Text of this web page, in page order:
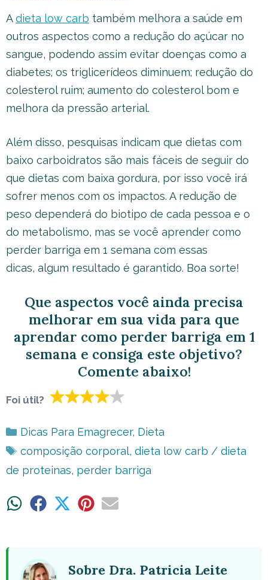
Adieta low carb também melhora a saúde em
outros aspectos como a redução do açúcar no
sangue, podendo assim evitar doenças como a
diabetes; os triglicerídeos diminuem; redução do
colesterol ruim; aumento do colesterol bom e
melhora da pressão arterial.
Além disso, pesquisas indicam que dietas com
baixo carboidratos são mais fáceis de seguir do
que dietas com baixa gordura, por isso você irá
sofrer menos com os impactos. A redução de
peso dependerá do biotipo de cada pessoa e o
do metabolismo, mas se você aprender como
perder barriga em 1 semana com essas
dicas, algum resultado é garantido. Boa sorte!
Que aspectos você ainda precisa
melhorar em sua vida para que
aprendar como perder barriga em 1
semana e consiga este objetivo?
Comente abaixo!
Foi útil?
Categorias
Dicas Para Emagrecer, Dieta
Tags
composição corporal, dieta low carb / dieta
de proteinas, perder barriga
ShareShare ShareShareShare
Sobre Dra. Patricia Leite